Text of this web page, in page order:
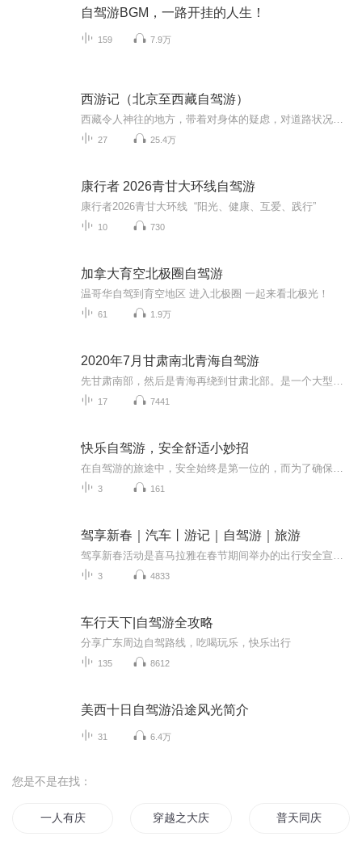
自驾游BGM，一路开挂的人生！
159 7.9万
西游记（北京至西藏自驾游）
27 25.4万
康行者 2026青甘大环线自驾游
康行者2026青甘大环线 “阳光、健康、互爱、践行”
10 730
加拿大育空北极圈自驾游
温哥华自驾到育空地区 进入北极圈 一起来看北极光！
61 1.9万
2020年7月甘肃南北青海自驾游
17 7441
快乐自驾游，安全舒适小妙招
3 161
驾享新春｜汽车丨游记｜自驾游｜旅游
3 4833
车行天下|自驾游全攻略
分享广东周边自驾路线，吃喝玩乐，快乐出行
135 8612
美西十日自驾游沿途风光简介
31 6.4万
您是不是在找：
一人有庆 穿越之大庆帝国 普天同庆